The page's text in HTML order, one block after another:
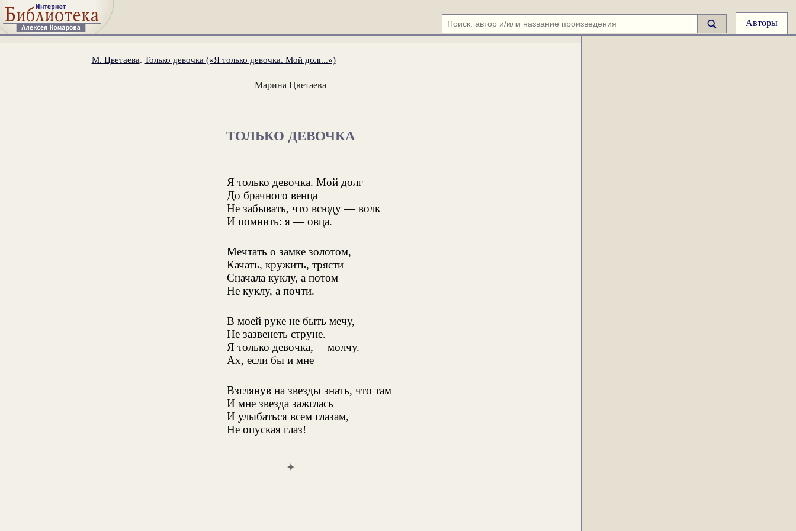
Авторы
М. Цветаева. Только девочка («Я только девочка. Мой долг...»)
Марина Цветаева
ТОЛЬКО ДЕВОЧКА
Я только девочка. Мой долг
До брачного венца
Не забывать, что всюду — волк
И помнить: я — овца.
Мечтать о замке золотом,
Качать, кружить, трясти
Сначала куклу, а потом
Не куклу, а почти.
В моей руке не быть мечу,
Не зазвенеть струне.
Я только девочка,— молчу.
Ах, если бы и мне
Взглянув на звезды знать, что там
И мне звезда зажглась
И улыбаться всем глазам,
Не опуская глаз!
✦